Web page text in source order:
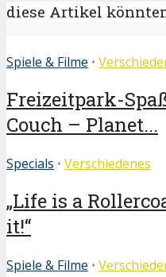
diese Artikel
Spiele & Filme •
Freizeitpark-
Couch – Planet...
Specials • Verschiedenes
„Life is a
it!“
Spiele & Filme •